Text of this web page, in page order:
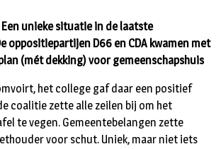
Een unieke situatie in de laatste
oppositiepartijen D66 en CDA kwamen met
(mét dekking) voor gemeenschapshuis
het college gaf daar een positief
coalitie zette alle zeilen bij om het
te vegen. Gemeentebelangen zette
voor schut. Uniek, maar niet iets